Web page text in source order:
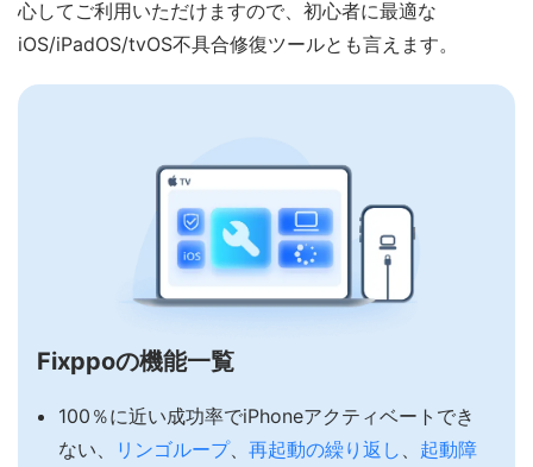
心してご利用いただけますので、初心者に最適な
iOS/iPadOS/tvOS不具合修復ツールとも言えます。
Fixppoの機能一覧
100％に近い成功率でiPhoneアクティベートでき
ない、
リンゴループ、 再起動の繰り返し
起動障